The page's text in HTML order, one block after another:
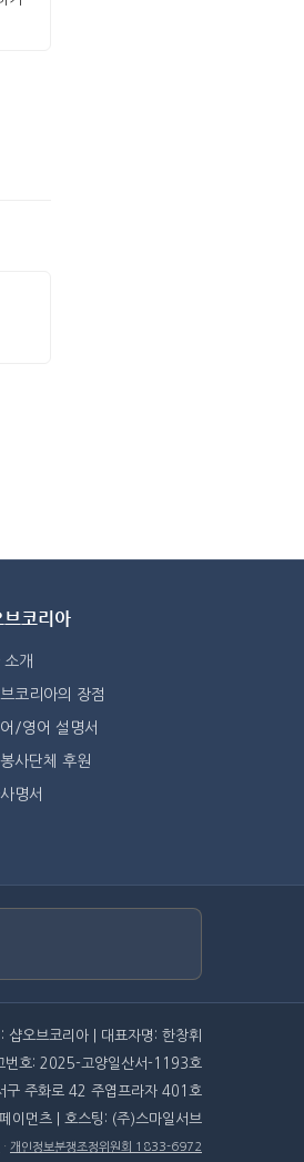
브코리아
소개
코리아의 장점
/영어 설명서
사단체 후원
명서
샵오브코리아 | 대표자명: 한창휘
번호: 2025-고양일산서-1193호
구 주화로 42 주엽프라자 401호
이먼츠 | 호스팅: (주)스마일서브
· 개인정보분쟁조정위원회 1833-6972